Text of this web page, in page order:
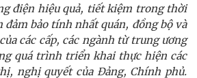
điện hiệu quả, tiết kiệm trong thời
bảo tính nhất quán, đồng bộ và
các cấp, các ngành từ trung ương
quá trình triển khai thực hiện các
nghị quyết của Đảng, Chính phủ.